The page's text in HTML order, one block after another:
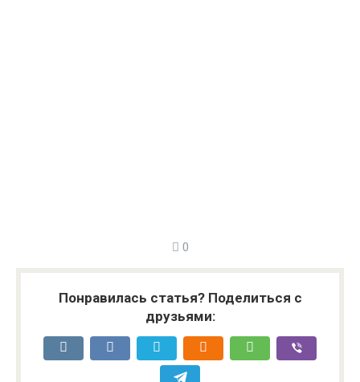
0
Понравилась статья? Поделиться с
друзьями: